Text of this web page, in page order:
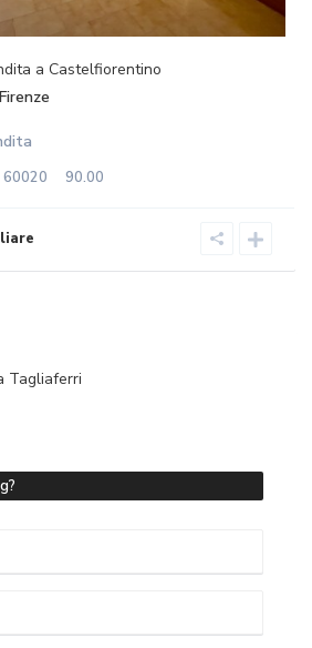
a Castelfiorentino
Firenze
60020 90.00
Tagliaferri